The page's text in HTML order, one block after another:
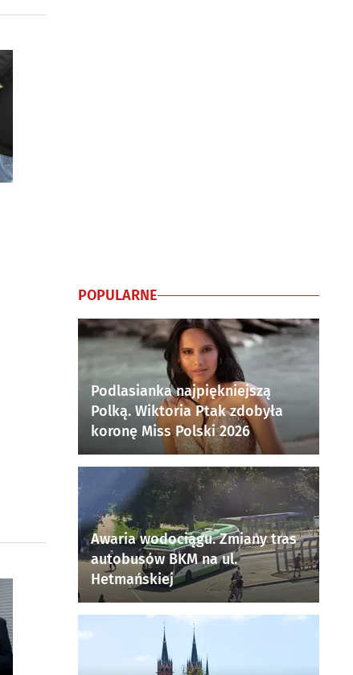
POPULARNE
Podlasianka najpiękniejszą
Polką. Wiktoria Ptak zdobyła
koronę Miss Polski 2026
Awaria wodociągu. Zmiany tras
autobusów BKM na ul.
Hetmańskiej